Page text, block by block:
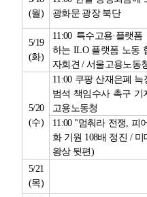
(월)
광화문 광장 북단
5/19
(화)
11:00 특수고용· 플랫폼
하는 ILO 플랫폼 노동
자회견/서울고용노동
5/20
(수)
11:00 쿠팡 산재은폐 늑
범석 책임수사 촉구 기
고용노동청
11:00 "멈춰라 전쟁, 피
화 기원 108배 정진 / 미
왕상 뒷편)
5/21
(목)